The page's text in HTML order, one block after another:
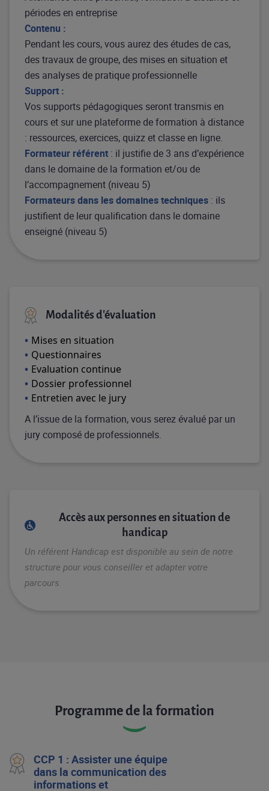
périodes en entreprise
Contenu :
Pendant les cours, vous aurez des études de cas,
des travaux de groupe, des mises en situation et
des analyses de pratique professionnelle
Support :
Vos supports pédagogiques seront transmis en
cours et sur une plateforme de formation à distance
: ressources, exercices, quizz et classe en ligne.
Formateur référent : il justifie de 3 ans d’expérience
dans le domaine de la formation et/ou de
l’accompagnement (niveau 5)
Formateurs dans les domaines techniques : ils
justifient de leur qualification dans le domaine
enseigné (niveau 5)
Modalités d'évaluation
Mises en situation
Questionnaires
Evaluation continue
Dossier professionnel
Entretien avec le jury
A l’issue de la formation, vous serez évalué par un
jury composé de professionnels.
Accès aux personnes en situation de
handicap
Un référent Handicap est disponible au sein de notre
structure pour vous conseiller et adapter votre
parcours.
Programme de la formation
CCP 1 : Assister une équipe
dans la communication des
informations et